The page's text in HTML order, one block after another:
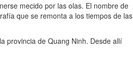
mecido por las olas. El nombre de
que se remonta a los tiempos de las
provincia de Quang Ninh. Desde allí